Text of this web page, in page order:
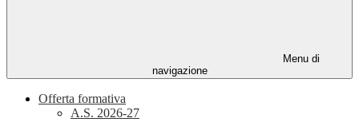
Menu di
navigazione
Offerta formativa
A.S. 2026-27